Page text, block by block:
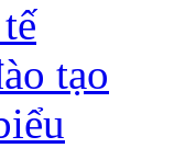
tạo